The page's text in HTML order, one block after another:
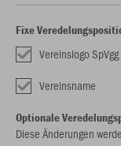
Fixe
Vereinslogo
Vereinsname
Optionale
Diese Änderungen